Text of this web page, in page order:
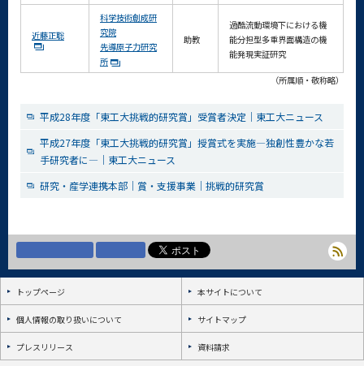
近藤正聡
科学技術創成研
究院
先導原子力研究
所
助教
過酷流動環境下における機
能分担型多重界面構造の機
能発現実証研究
（所属順・敬称略）
平成28年度「東工大挑戦的研究賞」受賞者決定｜東工大ニュース
平成27年度「東工大挑戦的研究賞」授賞式を実施―独創性豊かな若
手研究者に―｜東工大ニュース
研究・産学連携本部｜賞・支援事業｜挑戦的研究賞
トップページ 本サイトについて
個人情報の取り扱いについて サイトマップ
プレスリリース 資料請求